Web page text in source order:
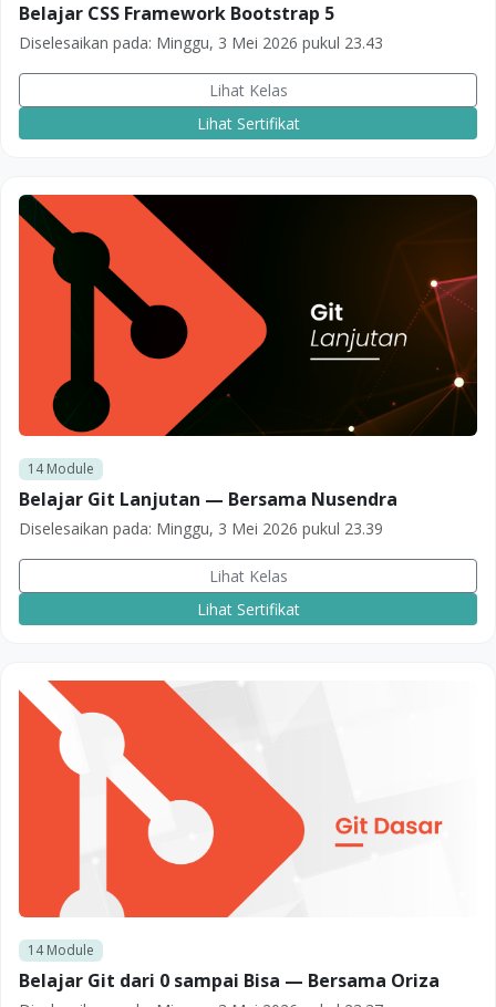
Belajar CSS Framework Bootstrap 5
Diselesaikan pada: Minggu, 3 Mei 2026 pukul 23.43
Lihat Kelas
Lihat Sertifikat
14Module
Belajar Git Lanjutan — Bersama Nusendra
Diselesaikan pada: Minggu, 3 Mei 2026 pukul 23.39
Lihat Kelas
Lihat Sertifikat
14Module
Belajar Git dari 0 sampai Bisa — Bersama Oriza